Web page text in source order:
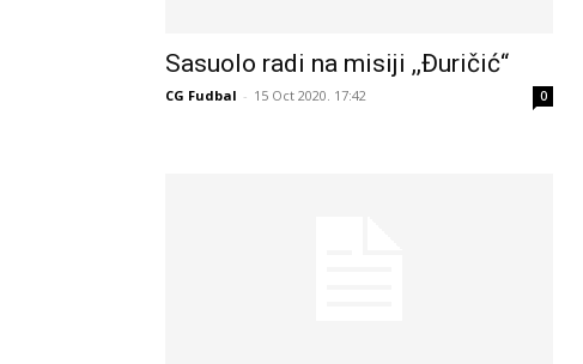
Sasuolo radi na misiji ,,Đuričić“
CG Fudbal - 15 Oct 2020. 17:42 0